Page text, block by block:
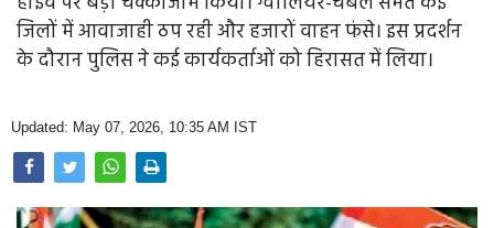
Opinion
Health & Lifestyle
Photo Gallery
Home
जिलों में आवाजाही ठप रही और हजारों वाहन फंसे। इस प्रदर्शन
के दौरान पुलिस ने कई कार्यकर्ताओं को हिरासत में लिया।
Updated: May 07, 2026, 10:35 AM IST